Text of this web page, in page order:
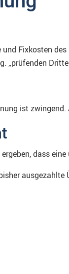
Fixkosten
„prüfenden
ist
dass